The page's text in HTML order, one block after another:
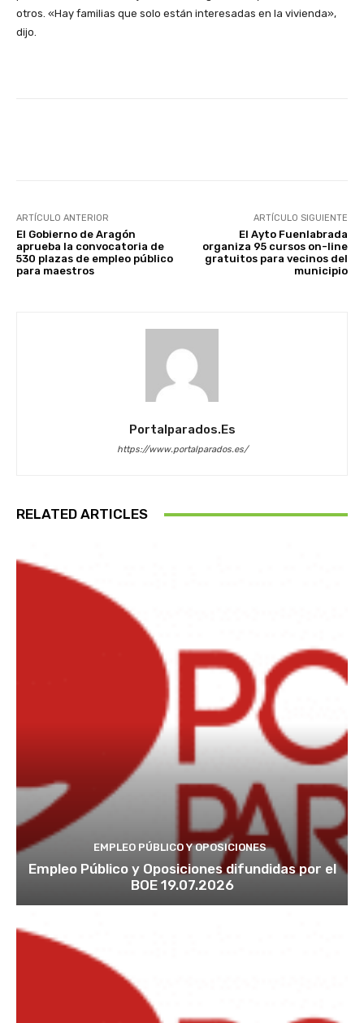
otros. «Hay familias que solo están interesadas en la vivienda»,
dijo.
ARTÍCULO ANTERIOR
El Gobierno de Aragón
aprueba la convocatoria de
530 plazas de empleo público
para maestros
ARTÍCULO SIGUIENTE
El Ayto Fuenlabrada
organiza 95 cursos on-line
gratuitos para vecinos del
municipio
Portalparados.es
https://www.portalparados.es/
RELATED ARTICLES
EMPLEO PÚBLICO Y OPOSICIONES
Empleo Público y Oposiciones difundidas por el
BOE 19.07.2026